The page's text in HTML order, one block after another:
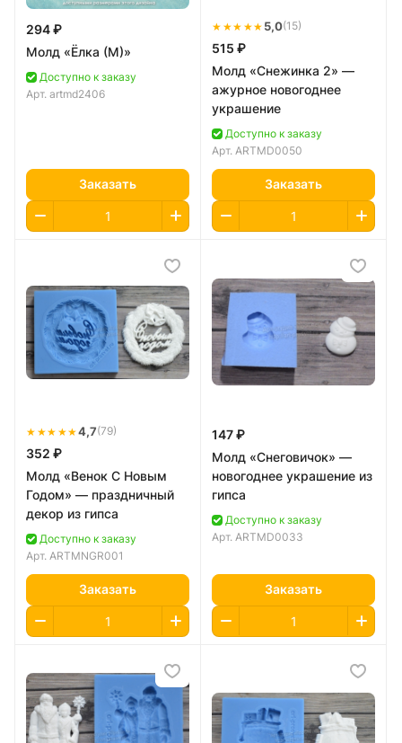
294 ₽
Молд «Ёлка (M)»
Доступно к заказу
Арт. artmd2406
Заказать
★★★★★ 5,0(15)
515 ₽
Молд «Снежинка 2» —
ажурное новогоднее
украшение
Доступно к заказу
Арт. ARTMD0050
Заказать
★★★★★4,7(79)
352 ₽
Молд «Венок С Новым
Годом» — праздничный
декор из гипса
Доступно к заказу
Арт. ARTMNGR001
Заказать
147 ₽
Молд «Снеговичок» —
новогоднее украшение из
гипса
Доступно к заказу
Арт. ARTMD0033
Заказать